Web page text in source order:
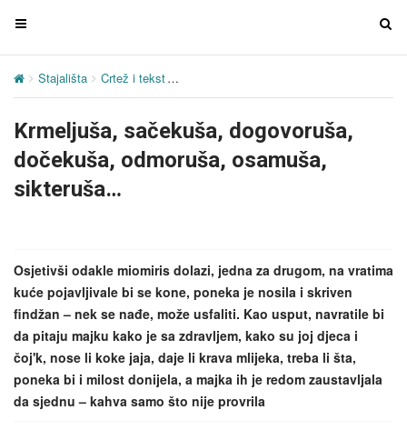
T
g
e
n
v
a
t
i
o
n
T
Stajališta Crtež i tekst
Krmeljuša, sačekuša, dogovoruša,
dočekuša, odmoruša, osamuša,
sikteruša…
Osjetivši odakle miomiris dolazi, jedna za drugom, na vratima
kuće pojavljivale bi se kone, poneka je nosila i skriven
findžan – nek se nađe, može usfaliti. Kao usput, navratile bi
da pitaju majku kako je sa zdravljem, kako su joj djeca i
čoj'k, nose li koke jaja, daje li krava mlijeka, treba li šta,
poneka bi i milost donijela, a majka ih je redom zaustavljala
da sjednu – kahva samo što nije provrila